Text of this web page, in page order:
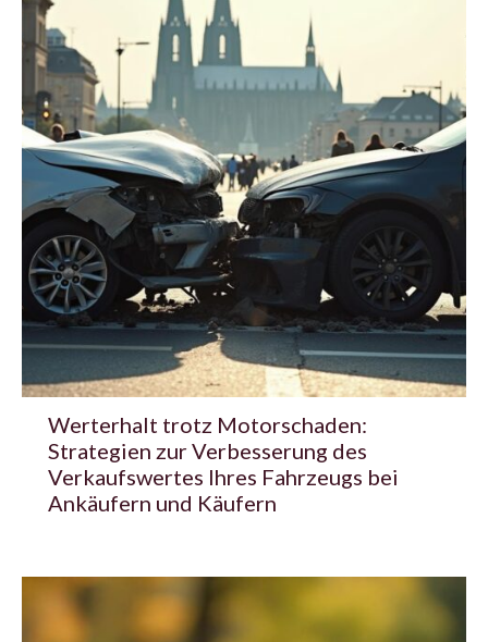
Werterhalt trotz Motorschaden:
Strategien zur Verbesserung des
Verkaufswertes Ihres Fahrzeugs bei
Ankäufern und Käufern